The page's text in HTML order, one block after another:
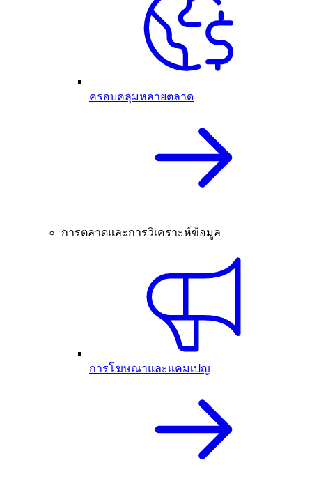
ครอบคลุมหลายตลาด
การตลาดและการวิเคราะห์ข้อมูล
การโฆษณาและแคมเปญ